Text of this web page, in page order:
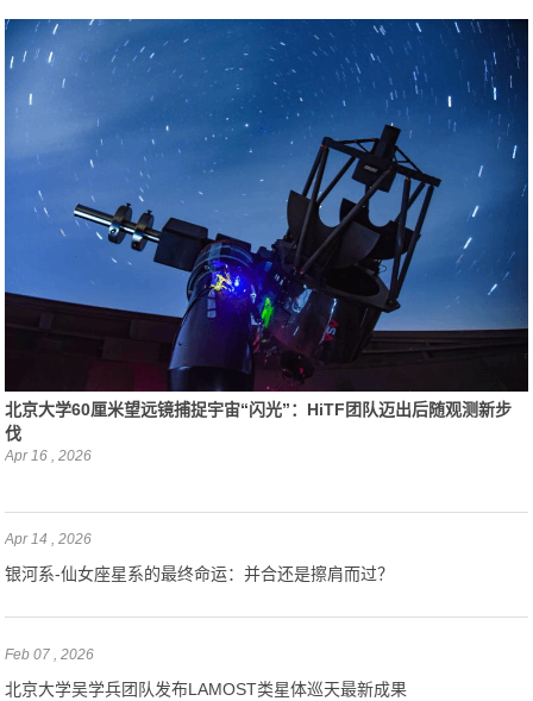
北京大学60厘米望远镜捕捉宇宙“闪光”：HiTF团队迈出后随观测新步
伐
Apr 16 , 2026
Apr 14 , 2026
银河系-仙女座星系的最终命运：并合还是擦肩而过？
Feb 07 , 2026
北京大学吴学兵团队发布LAMOST类星体巡天最新成果